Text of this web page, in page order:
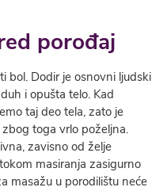
porođaj
bol. Dodir je osnovni ljudski
i opušta telo. Kad
taj deo tela, zato je
toga vrlo poželjna.
zavisno od želje
masiranja zasigurno
masažu u porodilištu neće